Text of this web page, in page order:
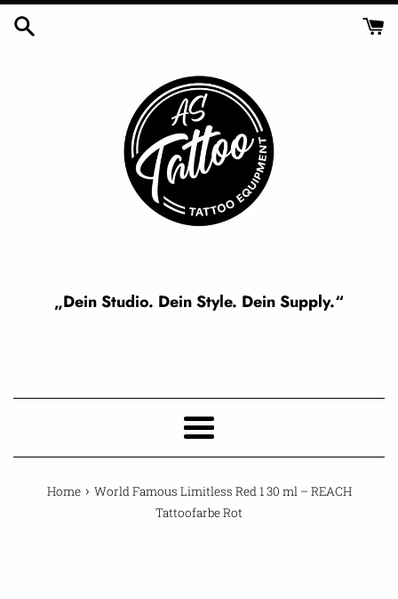
Skip
„Dein Studio. Dein Style. Dein Supply.“
Menu
Home › World Famous Limitless Red 1 30 ml – REACH
Tattoofarbe Rot